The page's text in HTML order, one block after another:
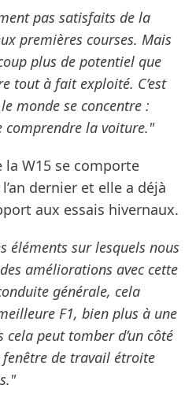
pas satisfaits de la
premières courses. Mais
plus de potentiel que
tout à fait exploité. C’est
monde se concentre :
comprendre la voiture."
W15 se comporte
dernier et elle a déjà
aux essais hivernaux.
éléments sur lesquels nous
améliorations avec cette
générale, cela
F1, bien plus à une
peut tomber d’un côté
fenêtre de travail étroite